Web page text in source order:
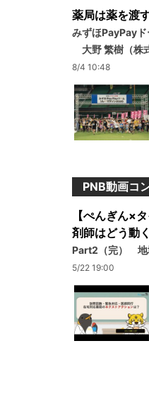
薬局は薬を渡
みずほPayPay
大野 繁樹（株
8/4 10:48
PNB動画コ
【ぺんぎん×
剤師はどう動
Part2（完） 地
5/22 19:00